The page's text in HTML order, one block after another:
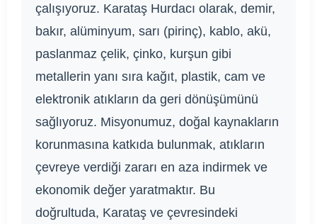
çalışıyoruz. Karataş Hurdacı olarak, demir,
bakır, alüminyum, sarı (pirinç), kablo, akü,
paslanmaz çelik, çinko, kurşun gibi
metallerin yanı sıra kağıt, plastik, cam ve
elektronik atıkların da geri dönüşümünü
sağlıyoruz. Misyonumuz, doğal kaynakların
korunmasına katkıda bulunmak, atıkların
çevreye verdiği zararı en aza indirmek ve
ekonomik değer yaratmaktır. Bu
doğrultuda, Karataş ve çevresindeki